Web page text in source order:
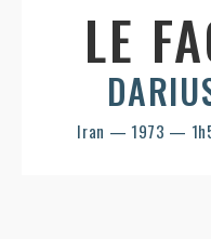
LE
Iran — 1973 —